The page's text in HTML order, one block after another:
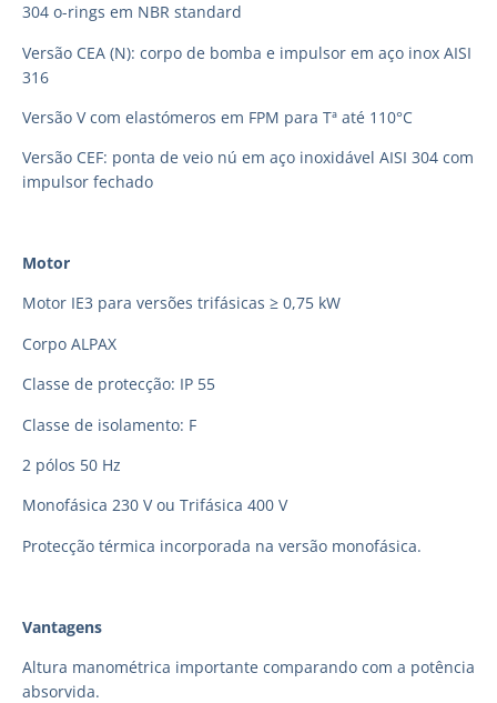
304 o-rings em NBR standard
Versão CEA (N): corpo de bomba e impulsor em aço inox AISI
316
Versão V com elastómeros em FPM para Tª até 110°C
Versão CEF: ponta de veio nú em aço inoxidável AISI 304 com
impulsor fechado
Motor
Motor IE3 para versões trifásicas ≥ 0,75 kW
Corpo ALPAX
Classe de protecção: IP 55
Classe de isolamento: F
2 pólos 50 Hz
Monofásica 230 V ou Trifásica 400 V
Protecção térmica incorporada na versão monofásica.
Vantagens
Altura manométrica importante comparando com a potência
absorvida.